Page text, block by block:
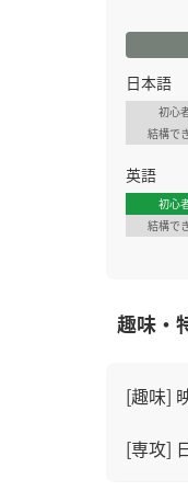
日本語
初心
結構で
英語
初心
結構で
趣味・
[趣味]
[専攻]